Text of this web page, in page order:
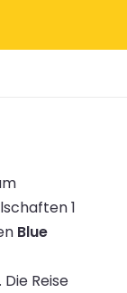
1
Blue
Die Reise